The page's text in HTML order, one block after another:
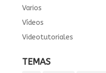
Varios
Vídeos
Videotutoriales
TEMAS